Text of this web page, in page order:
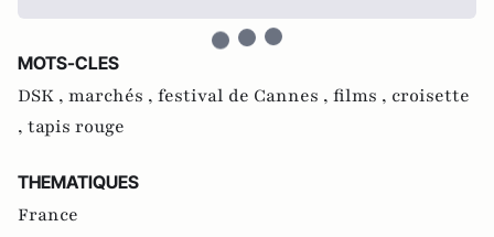
MOTS-CLES
DSK , marchés , festival de Cannes , films , croisette
, tapis rouge
THEMATIQUES
France